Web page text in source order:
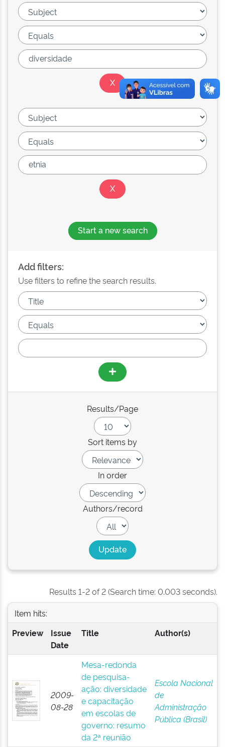
Start a new search
Add filters:
Use filters to refine the search results.
Results/Page
Sort items by
In order
Authors/record
Results 1-2 of 2 (Search time: 0.003 seconds).
Item hits:
Preview
Issue
Date
Title Author(s)
2009-
08-28
Mesa-redonda
de pesquisa-
ação: diversidade
e capacitação
em escolas de
governo: resumo
da 2ª reunião
Escola Nacional
de
Administração
Pública (Brasil)